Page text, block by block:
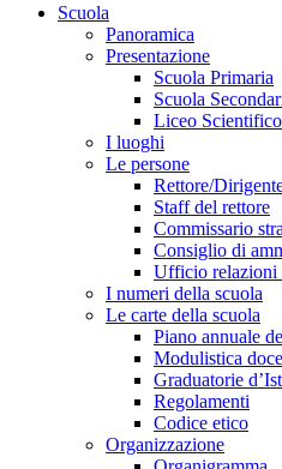
Scuola
Panoramica
Presentazione
Scuola Primaria
Scuola
Liceo Scientifico
I luoghi
Le persone
Rettore/
Staff del rettore
Commissario
Consiglio di
Ufficio relazioni
I numeri della scuola
Le carte della scuola
Piano annuale
Modulistica
Graduatorie
Regolamenti
Codice etico
Organizzazione